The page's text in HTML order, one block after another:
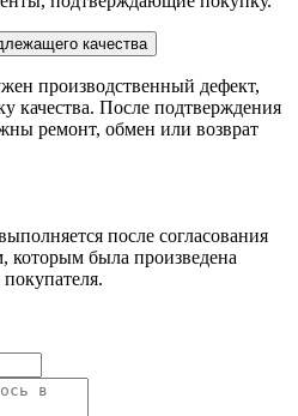
качества
производственный дефект,
качества. После подтверждения
ремонт, обмен или возврат
после согласования
которым была произведена